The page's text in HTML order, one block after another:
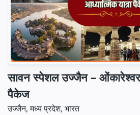
सावन स्पेशल उज्जैन – ओंकारेश्वर
पैकेज
उज्जैन, मध्य प्रदेश, भारत